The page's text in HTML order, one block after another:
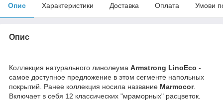
Опис Характеристики Доставка Оплата Умови
Опис
Коллекция натурального линолеума Armstrong LinoEco -
самое доступное предложение в этом сегменте напольных
покрытий. Ранее коллекция носила название Marmocor.
Включает в себя 12 классических "мраморных" расцветок.